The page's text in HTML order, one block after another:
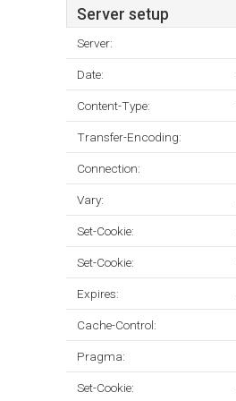
Server setup
Server:
Date:
Content-Type:
Transfer-Encoding:
Connection:
Vary:
Set-Cookie:
Set-Cookie:
Expires:
Cache-Control:
Pragma:
Set-Cookie: